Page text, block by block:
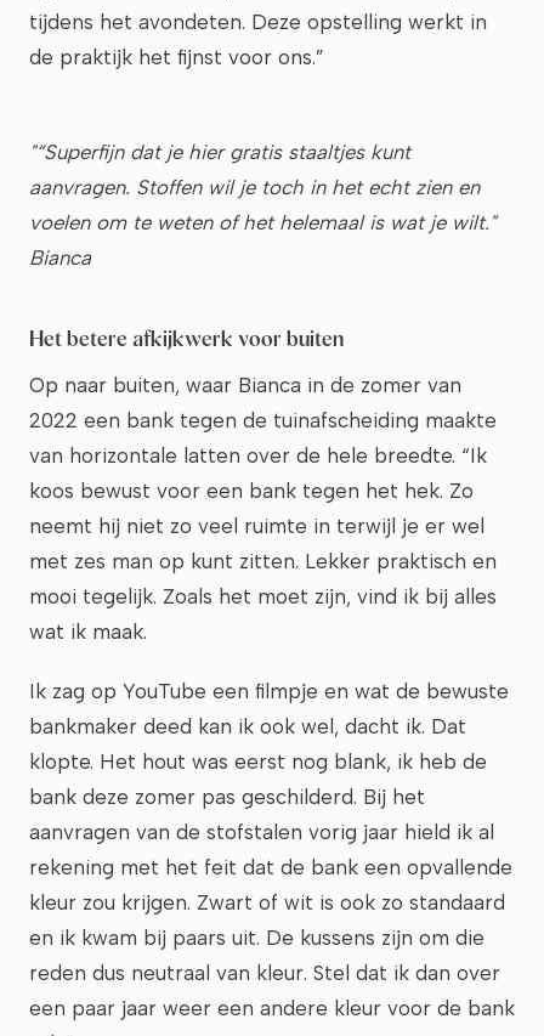
tijdens het avondeten. Deze opstelling werkt in
de praktijk het fijnst voor ons.”
"“Superfijn dat je hier gratis staaltjes kunt
aanvragen. Stoffen wil je toch in het echt zien en
voelen om te weten of het helemaal is wat je wilt."
Bianca
Het betere afkijkwerk voor buiten
Op naar buiten, waar Bianca in de zomer van
2022 een bank tegen de tuinafscheiding maakte
van horizontale latten over de hele breedte. “Ik
koos bewust voor een bank tegen het hek. Zo
neemt hij niet zo veel ruimte in terwijl je er wel
met zes man op kunt zitten. Lekker praktisch en
mooi tegelijk. Zoals het moet zijn, vind ik bij alles
wat ik maak.
Ik zag op YouTube een filmpje en wat de bewuste
bankmaker deed kan ik ook wel, dacht ik. Dat
klopte. Het hout was eerst nog blank, ik heb de
bank deze zomer pas geschilderd. Bij het
aanvragen van de stofstalen vorig jaar hield ik al
rekening met het feit dat de bank een opvallende
kleur zou krijgen. Zwart of wit is ook zo standaard
en ik kwam bij paars uit. De kussens zijn om die
reden dus neutraal van kleur. Stel dat ik dan over
een paar jaar weer een andere kleur voor de bank